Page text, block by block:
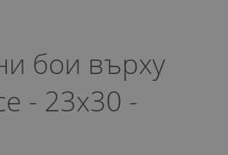
бои върху
- 23х30 -